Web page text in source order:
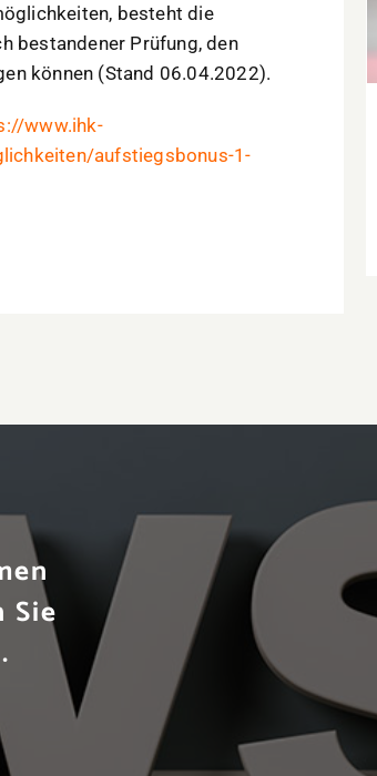
besteht die
bestandener Prüfung, den
können (Stand 06.04.2022).
www.ihk-
aufstiegsbonus-1-